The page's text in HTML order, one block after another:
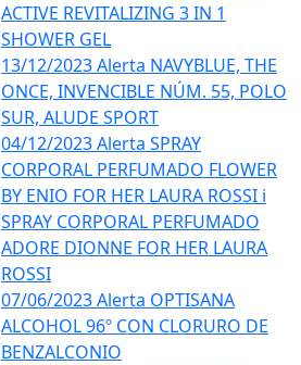
ACTIVE REVITALIZING 3 IN 1
SHOWER GEL
13/12/2023 Alerta NAVYBLUE, THE
ONCE, INVENCIBLE NÚM. 55, POLO
SUR, ALUDE SPORT
04/12/2023 Alerta SPRAY
CORPORAL PERFUMADO FLOWER
BY ENIO FOR HER LAURA ROSSI i
SPRAY CORPORAL PERFUMADO
ADORE DIONNE FOR HER LAURA
ROSSI
07/06/2023 Alerta OPTISANA
ALCOHOL 96º CON CLORURO DE
BENZALCONIO